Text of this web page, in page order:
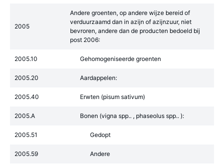
2005
Andere groenten, op andere wijze bereid of
verduurzaamd dan in azijn of azijnzuur, niet
bevroren, andere dan de producten bedoeld bij
post 2006:
2005.10 Gehomogeniseerde groenten
2005.20 Aardappelen:
2005.40 Erwten (pisum sativum)
2005.A Bonen (vigna spp.. , phaseolus spp.. ):
2005.51 Gedopt
2005.59 Andere